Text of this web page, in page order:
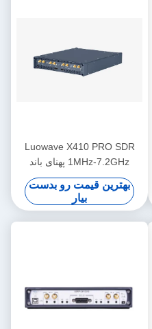
Luowave X410 PRO SDR
1MHz-7.2GHz پهنای باند
400MHz 4 کاناله
بهترین قیمت رو بدست
بیار